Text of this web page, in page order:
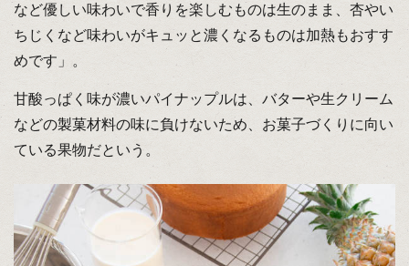
など優しい味わいで香りを楽しむものは生のまま、杏やい
ちじくなど味わいがキュッと濃くなるものは加熱もおすす
めです」。
甘酸っぱく味が濃いパイナップルは、バターや生クリーム
などの製菓材料の味に負けないため、お菓子づくりに向い
ている果物だという。